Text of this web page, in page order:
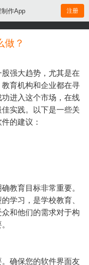
作App 注册
做？
强大趋势，尤其是在
育机构和企业都在寻
进入这个市场，在线
实践。以下是一些关
的建议：
教育目标非常重要。
学习，是学校教育、
和他们的需求对于构
确保您的软件界面友